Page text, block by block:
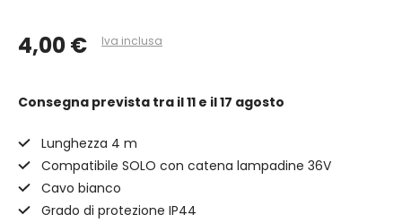
4,00 € Iva inclusa
Consegna prevista tra il 11 e il 17 agosto
Lunghezza 4 m
Compatibile SOLO con catena lampadine 36V
Cavo bianco
Grado di protezione IP44